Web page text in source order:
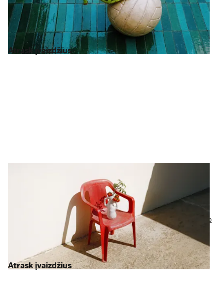
Jos lemia viską. Nuolaikrodžių, kurie užbaigia įvaizdį, iki
sportbačiųiraulinukų
, kurie jį pabrėžia – kruopščiai atrinkta
Ralph Lauren Calvin Klein , ir HUGO BOSSkolekcija. Viskam iki
-75 % nuo RMK. Tavorankinėsjau laukia.
Atrask įvaizdžius
Interjero dizainas
neišlaidaujant
Tavo namai turi atrodyti taip pat gerai, kaip ir tu. Nuo
miegamojo
, kviečiančios daugiau laiko skirti poilsiui, ikivirtuvės
, paverčiančių kasdienybę švente – atrinkome
geriausiusnamų aksesuarusiki 75 % pigiau nei RMK.
Atrask įvaizdžius